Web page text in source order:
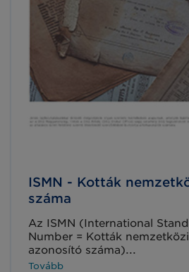
ISMN - Kották
száma
Az ISMN (International
Number = Kották
azonosító száma)...
Tovább